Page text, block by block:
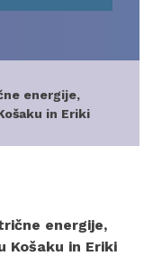
energije,
in Eriki
energije,
Košaku in Eriki